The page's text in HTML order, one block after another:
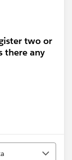
two or
there any